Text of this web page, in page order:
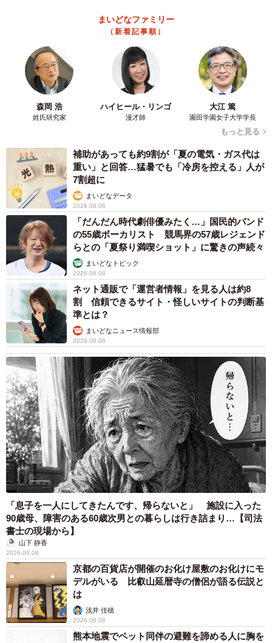
まいどなファミリー
（新着記事順）
森岡 浩
姓氏研究家
ハイヒール・リンゴ
漫才師
大江 篤
園田学園女子大学学長
もっと見る
補助があっても約9割が「夏の電気・ガス代は
重い」と回答…猛暑でも「冷房を控える」人が
7割超に
まいどなデータ
2026.08.08
「だんだん時代劇俳優みたく…」国民的バンド
の55歳ボーカリスト 競馬界の57歳レジェンド
らとの「夏祭り満喫ショット」に驚きの声続々
まいどなトピック
2026.08.08
ネット通販で「運営者情報」を見る人は約8
割 信頼できるサイト・怪しいサイトの判断基
準とは？
まいどなニュース情報部
2026.08.08
「息子を一人にしてきたんです、帰らないと」 施設に入った
90歳母、障害のある60歳次男との暮らしは行き詰まり…【司法
書士の現場から】
山下 静香
2026.08.08
京都の百貨店が開催のお化け屋敷のお化けにモ
デルがいる 比叡山延暦寺の僧侶が語る伝説と
は
浅井 佳穂
2026.08.08
熊本地震でペット同伴の避難を諦める人に胸を